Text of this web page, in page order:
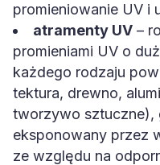
promieniowanie UV i
atramenty UV –
promieniami UV o
każdego rodzaju
tektura, drewno,
tworzywo sztuczne),
eksponowany przez
ze względu na